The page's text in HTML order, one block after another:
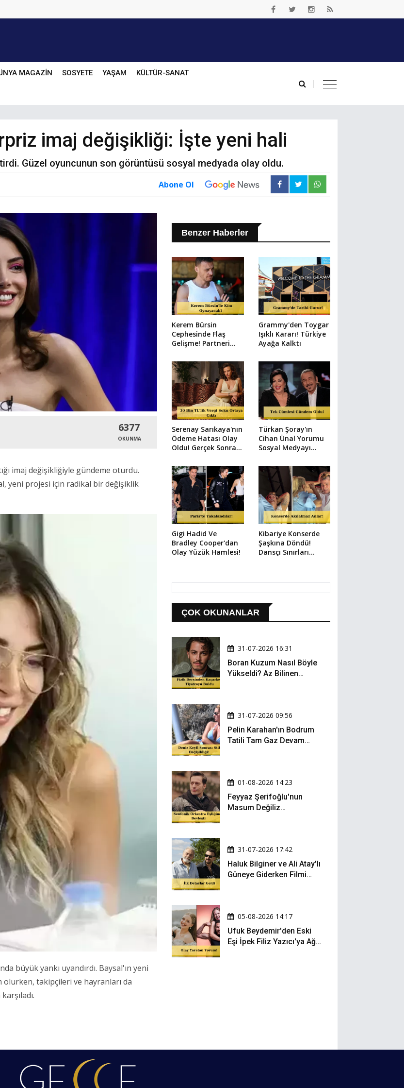
MAGAZİN SOSYETE YAŞAM KÜLTÜR-SANAT
imaj değişikliği: İşte yeni hali
Güzel oyuncunun son görüntüsü sosyal medyada olay oldu.
Abone Ol
6377
OKUNMA
imaj değişikliğiyle gündeme oturdu.
yeni projesi için radikal bir değişiklik
büyük yankı uyandırdı. Baysal'ın yeni
takipçileri ve hayranları da
Benzer Haberler
Kerem Bürsin
Cephesinde Flaş
Gelişme! Partneri
Grammy'den Toygar
Işıklı Kararı! Türkiye
Ayağa Kalktı
Serenay Sarıkaya'nın
Ödeme Hatası Olay
Oldu! Gerçek Sonra
Türkan Şoray'ın
Cihan Ünal Yorumu
Sosyal Medyayı
Gigi Hadid Ve
Bradley Cooper'dan
Olay Yüzük Hamlesi!
Kibariye Konserde
Şaşkına Döndü!
Dansçı Sınırları
ÇOK OKUNANLAR
31-07-2026 16:31
Boran Kuzum Nasıl Böyle
Yükseldi? Az Bilinen
31-07-2026 09:56
Pelin Karahan'ın Bodrum
Tatili Tam Gaz Devam
01-08-2026 14:23
Feyyaz Şerifoğlu'nun
Masum Değiliz
31-07-2026 17:42
Haluk Bilginer ve Ali Atay'lı
Güneye Giderken Filmi
05-08-2026 14:17
Ufuk Beydemir'den Eski
Eşi İpek Filiz Yazıcı'ya Ağır